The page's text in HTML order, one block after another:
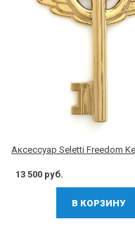
Аксессуар Seletti Freedom
13 500 руб.
В КОРЗИНУ